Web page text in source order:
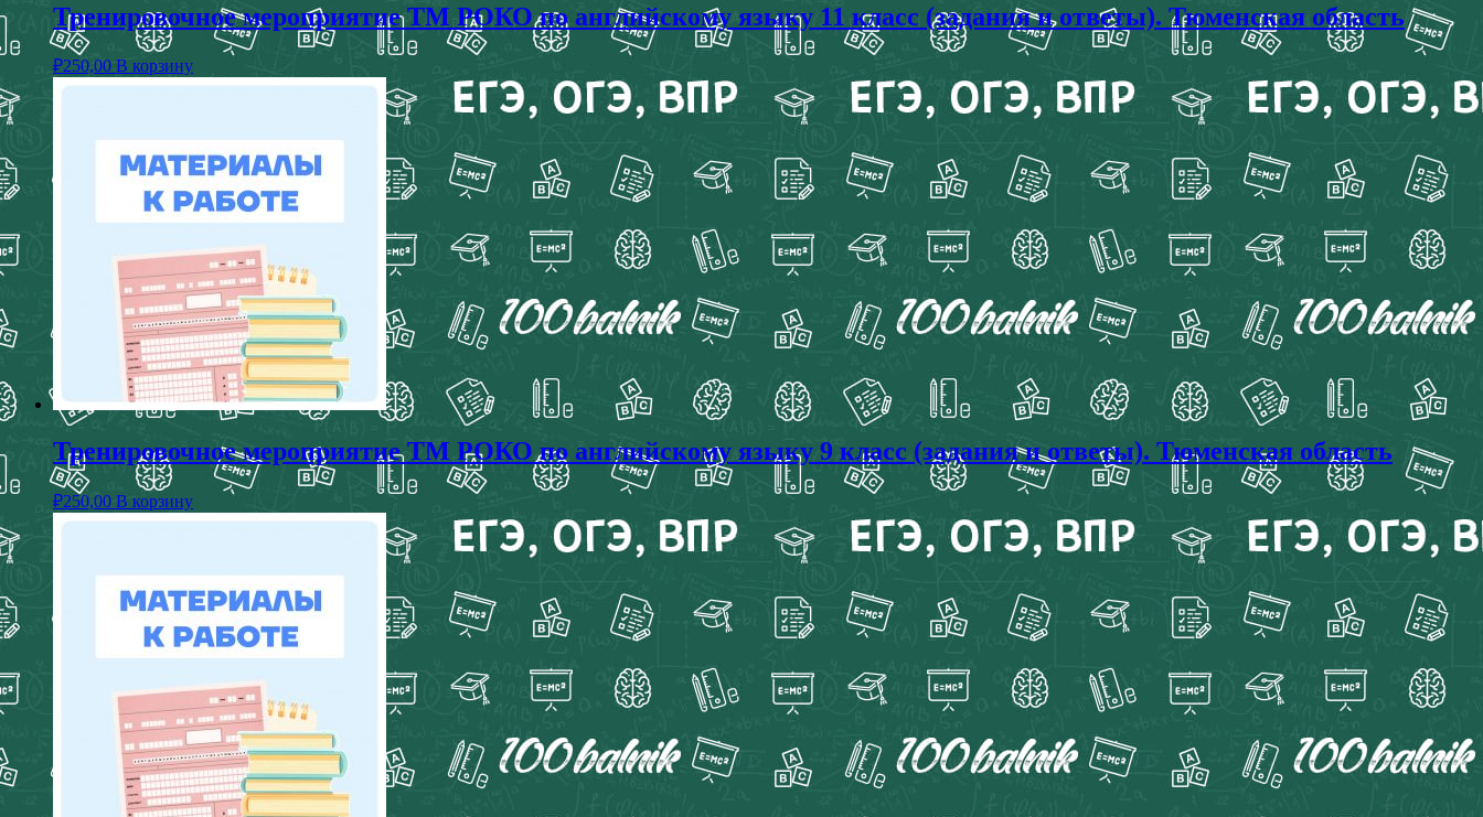
Тренировочное мероприятие ТМ РОКО по английскому языку 11 класс (задания и ответы). Тюменская область
₽250,00 В корзину
Тренировочное мероприятие ТМ РОКО по английскому языку 9 класс (задания и ответы). Тюменская область
₽250,00 В корзину